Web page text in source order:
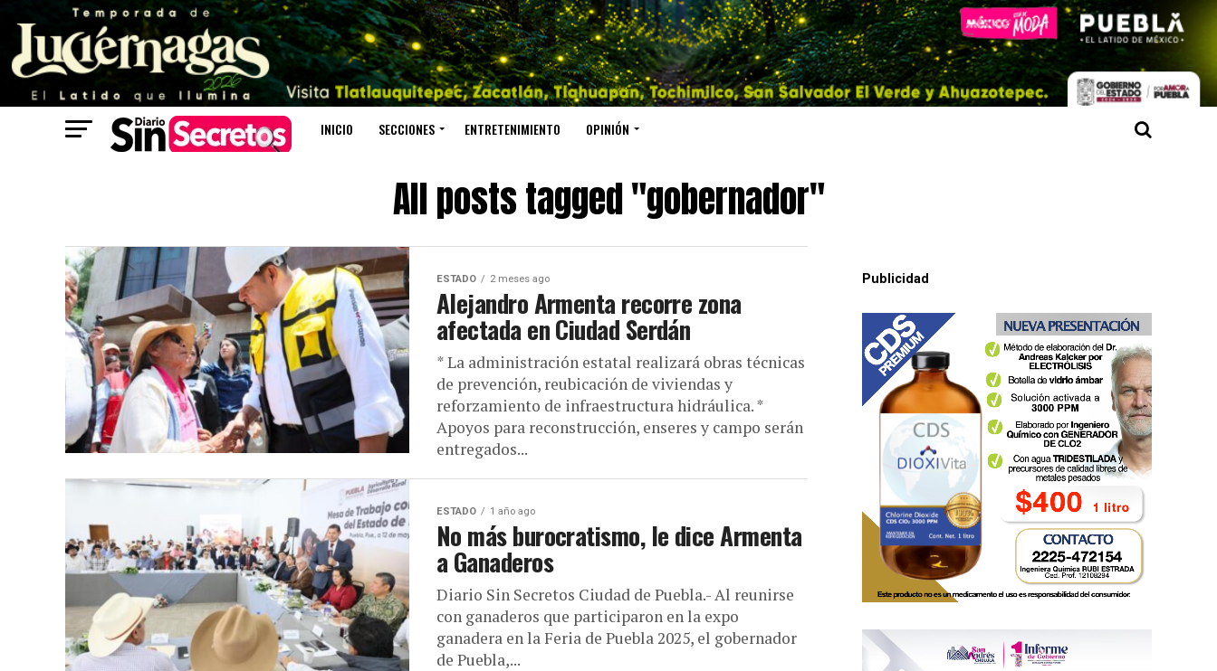
INICIO SECCIONES ENTRETENIMIENTO OPINIÓN
All posts tagged "gobernador"
ESTADO 2 meses ago
Alejandro Armenta recorre zona
afectada en Ciudad Serdán
* La administración estatal realizará obras técnicas
de prevención, reubicación de viviendas y
reforzamiento de infraestructura hidráulica. *
Apoyos para reconstrucción, enseres y campo serán
entregados...
ESTADO 1 año ago
No más burocratismo, le dice Armenta
a Ganaderos
Diario Sin Secretos Ciudad de Puebla.- Al reunirse
con ganaderos que participaron en la expo
ganadera en la Feria de Puebla 2025, el gobernador
de Puebla,...
Publicidad